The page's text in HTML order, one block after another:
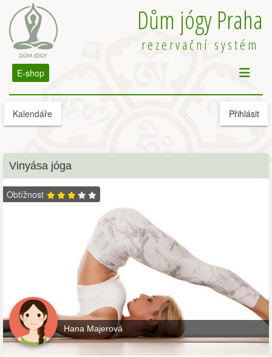
Dům jógy Praha
rezervační systém
E-shop
Kalendáře Přihlásit
Vinyása jóga
Obtížnost
Hana Majerová